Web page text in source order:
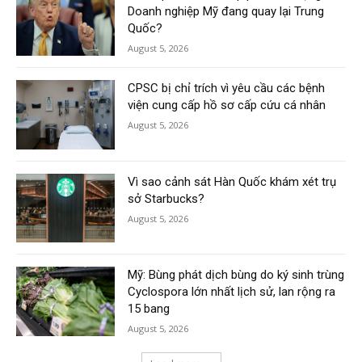
Doanh nghiệp Mỹ đang quay lại Trung
Quốc?
August 5, 2026
CPSC bị chỉ trích vì yêu cầu các bệnh
viện cung cấp hồ sơ cấp cứu cá nhân
August 5, 2026
Vì sao cảnh sát Hàn Quốc khám xét trụ
sở Starbucks?
August 5, 2026
Mỹ: Bùng phát dịch bùng do ký sinh trùng
Cyclospora lớn nhất lịch sử, lan rộng ra
15 bang
August 5, 2026